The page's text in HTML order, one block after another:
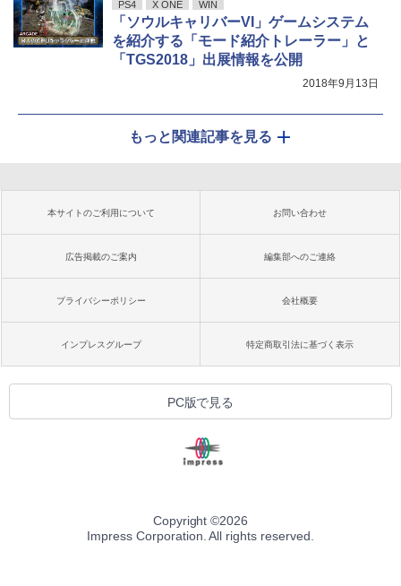
PS4 X ONE WIN
「ソウルキャリバーVI」ゲームシステム
を紹介する「モード紹介トレーラー」と
「TGS2018」出展情報を公開
2018年9月13日
もっと関連記事を見る
本サイトのご利用について お問い合わせ
広告掲載のご案内 編集部へのご連絡
プライバシーポリシー 会社概要
インプレスグループ 特定商取引法に基づく表示
PC版で見る
Copyright ©2026
Impress Corporation. All rights reserved.